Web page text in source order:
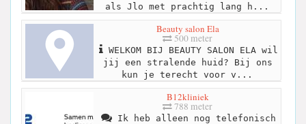
als Jlo met prachtig lang h...
Beauty salon Ela
500 meter
WELKOM BIJ BEAUTY SALON ELA wil
jij een stralende huid? Bij ons
kun je terecht voor v...
B12kliniek
788 meter
Ik heb alleen nog telefonisch